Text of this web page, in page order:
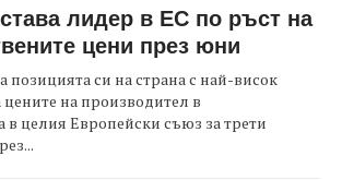
лидер в ЕС по ръст на
цени през юни
позицията си на страна с най-висок
на производител в
целия Европейски съюз за трети